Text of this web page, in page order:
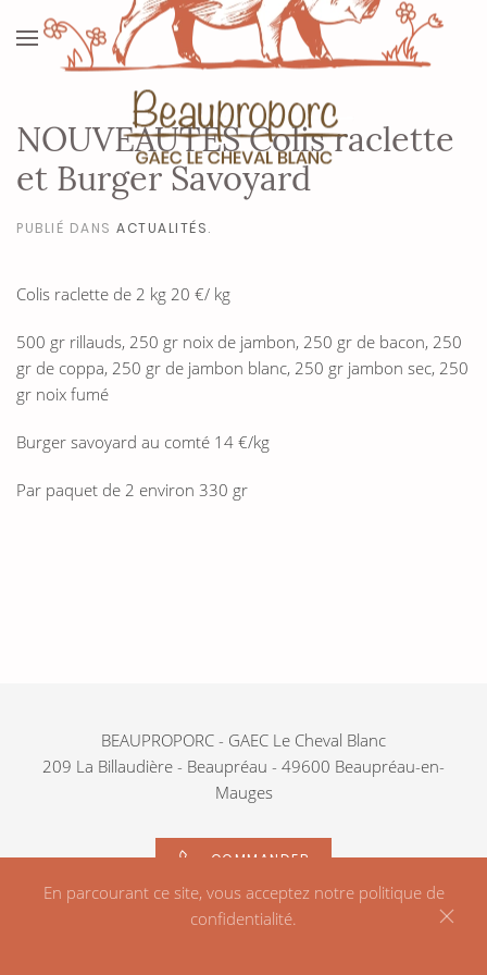
NOUVEAUTES Colis raclette
et Burger Savoyard
PUBLIÉ DANS ACTUALITÉS.
Colis raclette de 2 kg 20 €/ kg
500 gr rillauds, 250 gr noix de jambon, 250 gr de bacon, 250
gr de coppa, 250 gr de jambon blanc, 250 gr jambon sec, 250
gr noix fumé
Burger savoyard au comté 14 €/kg
Par paquet de 2 environ 330 gr
BEAUPROPORC - GAEC Le Cheval Blanc
209 La Billaudière - Beaupréau - 49600 Beaupréau-en-
Mauges
COMMANDER
© GAEC LE CHEVAL BLANC -MENTIONS LÉGALES
En parcourant ce site, vous acceptez notre politique de
confidentialité.